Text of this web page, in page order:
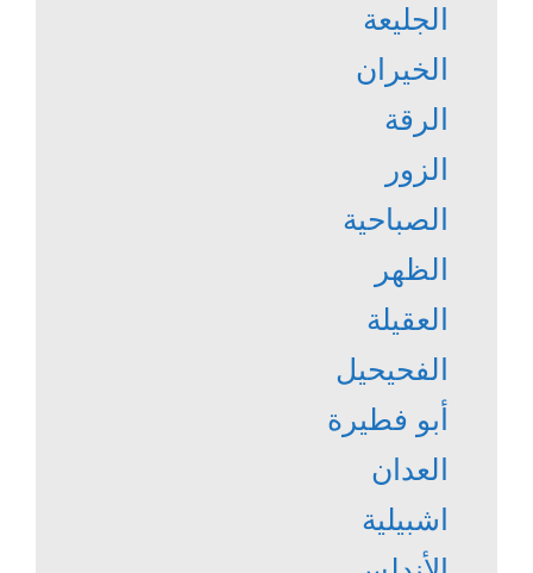
الجليعة
الخيران
الرقة
الزور
الصباحية
الظهر
العقيلة
الفحيحيل
أبو فطيرة
العدان
اشبيلية